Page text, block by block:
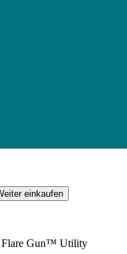
einkaufen
Flare Gun™ Utility